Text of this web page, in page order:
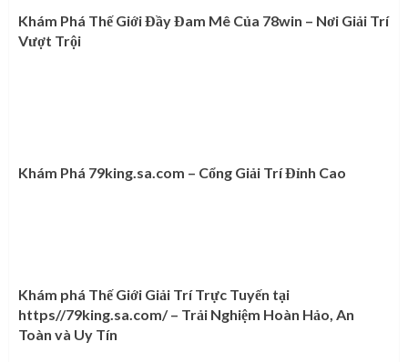
Khám Phá Thế Giới Đầy Đam Mê Của 78win – Nơi Giải Trí
Vượt Trội
Khám Phá 79king.sa.com – Cổng Giải Trí Đỉnh Cao
Khám phá Thế Giới Giải Trí Trực Tuyến tại
https//79king.sa.com/ – Trải Nghiệm Hoàn Hảo, An
Toàn và Uy Tín